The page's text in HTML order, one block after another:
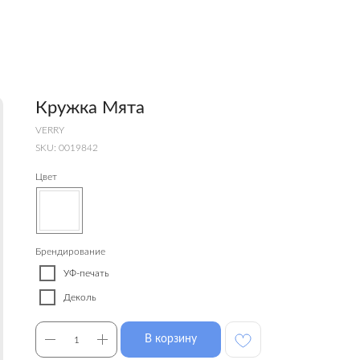
Кружка Мята
VERRY
SKU: 0019842
Цвет
Брендирование
УФ-печать
Деколь
В корзину